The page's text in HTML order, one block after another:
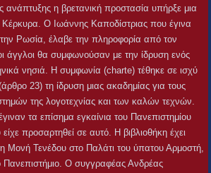
η βρετανική προστασία υπήρξε μια
Κέρκυρα. Ο Ιωάννης Καποδίστριας που έγινα
Ρωσία, έλαβε την πληροφορία από τον
άγγλοι θα συμφωνούσαν με την ίδρυση ενός
νησιά. Η συμφωνία (charte) τέθηκε σε ισχύ
23) τη ίδρυση μιας ακαδημίας για τους
της λογοτεχνίας και των καλών τεχνών.
τα επίσημα εγκαίνια του Πανεπιστημίου
προσαρτηθεί σε αυτό. Η βιβλιοθήκη έχει
Μονή Τενέδου στο Παλάτι του ύπατου Αρμοστή,
Ο συγγραφέας Ανδρέας